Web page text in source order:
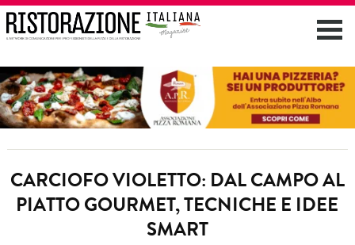
CARCIOFO VIOLETTO: DAL CAMPO AL
PIATTO GOURMET, TECNICHE E IDEE
SMART